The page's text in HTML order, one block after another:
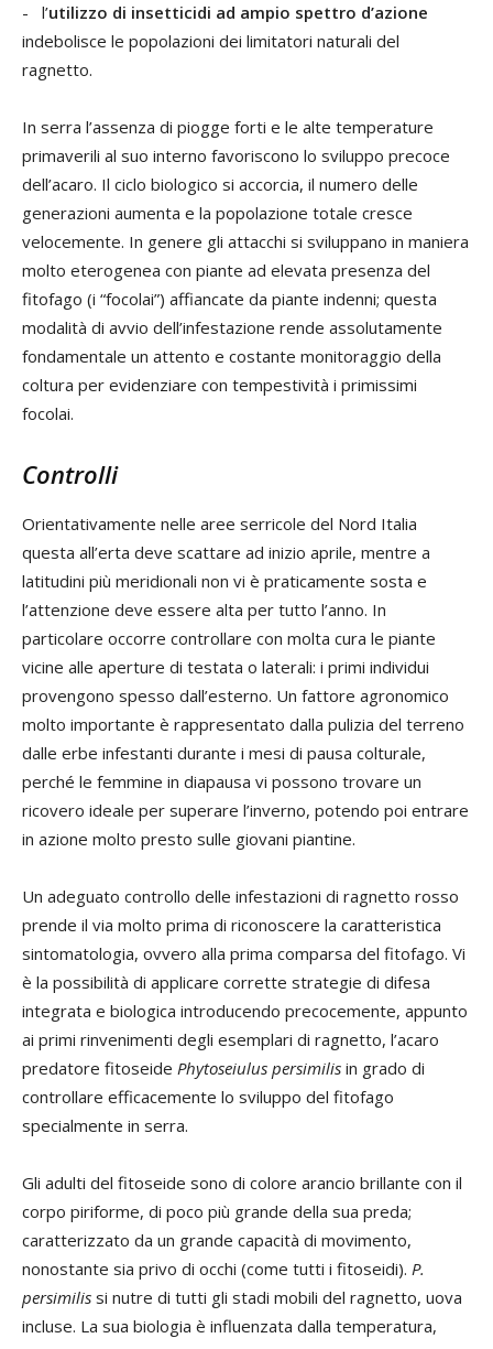
- l’utilizzo di insetticidi ad ampio spettro d’azione
indebolisce le popolazioni dei limitatori naturali del
ragnetto.
In serra l’assenza di piogge forti e le alte temperature
primaverili al suo interno favoriscono lo sviluppo precoce
dell’acaro. Il ciclo biologico si accorcia, il numero delle
generazioni aumenta e la popolazione totale cresce
velocemente. In genere gli attacchi si sviluppano in maniera
molto eterogenea con piante ad elevata presenza del
fitofago (i “focolai”) affiancate da piante indenni; questa
modalità di avvio dell’infestazione rende assolutamente
fondamentale un attento e costante monitoraggio della
coltura per evidenziare con tempestività i primissimi
focolai.
Controlli
Orientativamente nelle aree serricole del Nord Italia
questa all’erta deve scattare ad inizio aprile, mentre a
latitudini più meridionali non vi è praticamente sosta e
l’attenzione deve essere alta per tutto l’anno. In
particolare occorre controllare con molta cura le piante
vicine alle aperture di testata o laterali: i primi individui
provengono spesso dall’esterno. Un fattore agronomico
molto importante è rappresentato dalla pulizia del terreno
dalle erbe infestanti durante i mesi di pausa colturale,
perché le femmine in diapausa vi possono trovare un
ricovero ideale per superare l’inverno, potendo poi entrare
in azione molto presto sulle giovani piantine.
Un adeguato controllo delle infestazioni di ragnetto rosso
prende il via molto prima di riconoscere la caratteristica
sintomatologia, ovvero alla prima comparsa del fitofago. Vi
è la possibilità di applicare corrette strategie di difesa
integrata e biologica introducendo precocemente, appunto
ai primi rinvenimenti degli esemplari di ragnetto, l’acaro
predatore fitoseide Phytoseiulus persimilis in grado di
controllare efficacemente lo sviluppo del fitofago
specialmente in serra.
Gli adulti del fitoseide sono di colore arancio brillante con il
corpo piriforme, di poco più grande della sua preda;
caratterizzato da un grande capacità di movimento,
nonostante sia privo di occhi (come tutti i fitoseidi). P.
persimilis si nutre di tutti gli stadi mobili del ragnetto, uova
incluse. La sua biologia è influenzata dalla temperatura,